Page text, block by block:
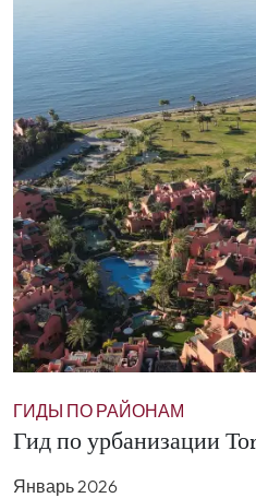
ГИДЫ ПО РАЙОНАМ
Гид по урбанизации
Январь 2026